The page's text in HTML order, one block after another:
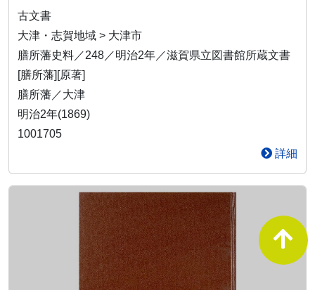
古文書
大津・志賀地域 > 大津市
膳所藩史料／248／明治2年／滋賀県立図書館所蔵文書
[膳所藩][原著]
膳所藩／大津
明治2年(1869)
1001705
詳細